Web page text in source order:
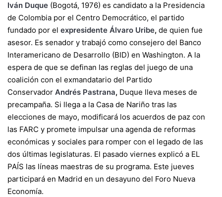
Iván Duque (Bogotá, 1976) es candidato a la Presidencia
de Colombia por el Centro Democrático, el partido
fundado por el expresidente Álvaro Uribe, de quien fue
asesor. Es senador y trabajó como consejero del Banco
Interamericano de Desarrollo (BID) en Washington. A la
espera de que se definan las reglas del juego de una
coalición con el exmandatario del Partido
Conservador Andrés Pastrana, Duque lleva meses de
precampaña. Si llega a la Casa de Nariño tras las
elecciones de mayo, modificará los acuerdos de paz con
las FARC y promete impulsar una agenda de reformas
económicas y sociales para romper con el legado de las
dos últimas legislaturas. El pasado viernes explicó a EL
PAÍS las líneas maestras de su programa. Este jueves
participará en Madrid en un desayuno del Foro Nueva
Economía.